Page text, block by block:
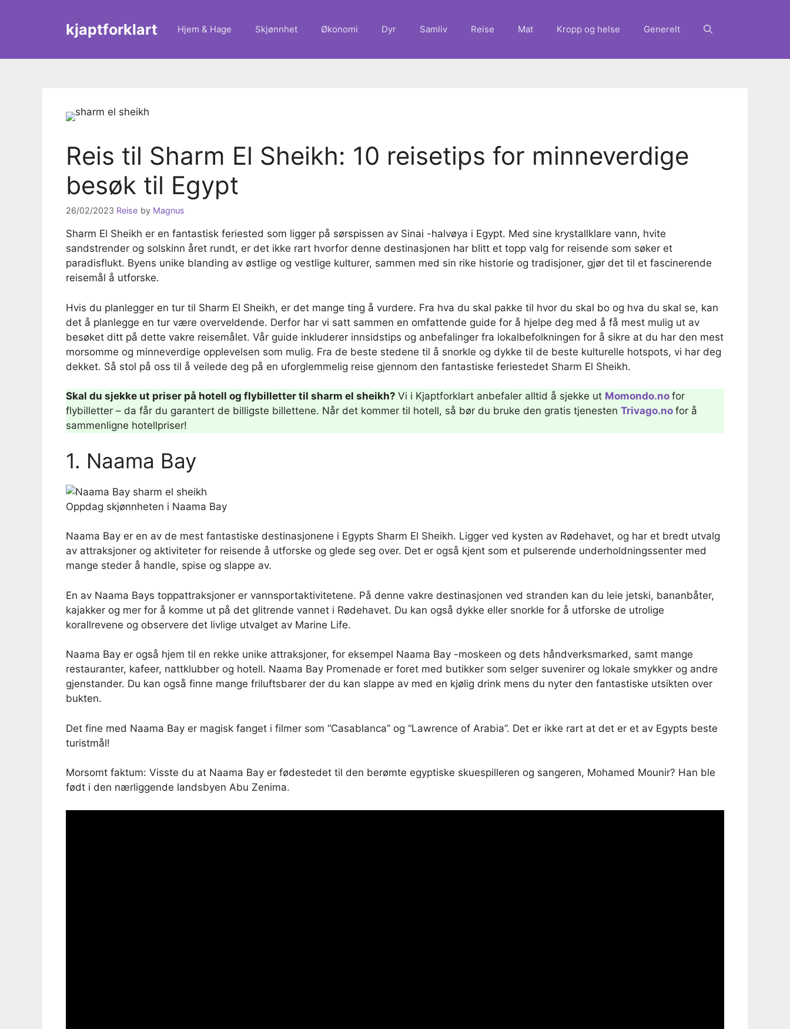
kjaptforklart Hjem & Hage Skjønnhet Økonomi Dyr Samliv Reise Mat Kropp og helse Generelt
Reis til Sharm El Sheikh: 10 reisetips for minneverdige
besøk til Egypt
26/02/2023 Reise by Magnus
Sharm El Sheikh er en fantastisk feriested som ligger på sørspissen av Sinai -halvøya i Egypt. Med sine krystallklare vann, hvite
sandstrender og solskinn året rundt, er det ikke rart hvorfor denne destinasjonen har blitt et topp valg for reisende som søker et
paradisflukt. Byens unike blanding av østlige og vestlige kulturer, sammen med sin rike historie og tradisjoner, gjør det til et fascinerende
reisemål å utforske.
Hvis du planlegger en tur til Sharm El Sheikh, er det mange ting å vurdere. Fra hva du skal pakke til hvor du skal bo og hva du skal se, kan
det å planlegge en tur være overveldende. Derfor har vi satt sammen en omfattende guide for å hjelpe deg med å få mest mulig ut av
besøket ditt på dette vakre reisemålet. Vår guide inkluderer innsidstips og anbefalinger fra lokalbefolkningen for å sikre at du har den mest
morsomme og minneverdige opplevelsen som mulig. Fra de beste stedene til å snorkle og dykke til de beste kulturelle hotspots, vi har deg
dekket. Så stol på oss til å veilede deg på en uforglemmelig reise gjennom den fantastiske feriestedet Sharm El Sheikh.
Skal du sjekke ut priser på hotell og flybilletter til sharm el sheikh? Vi i Kjaptforklart anbefaler alltid å sjekke ut Momondo.no for
flybilletter – da får du garantert de billigste billettene. Når det kommer til hotell, så bør du bruke den gratis tjenesten Trivago.no for å
sammenligne hotellpriser!
1. Naama Bay
Oppdag skjønnheten i Naama Bay
Naama Bay er en av de mest fantastiske destinasjonene i Egypts Sharm El Sheikh. Ligger ved kysten av Rødehavet, og har et bredt utvalg
av attraksjoner og aktiviteter for reisende å utforske og glede seg over. Det er også kjent som et pulserende underholdningssenter med
mange steder å handle, spise og slappe av.
En av Naama Bays toppattraksjoner er vannsportaktivitetene. På denne vakre destinasjonen ved stranden kan du leie jetski, bananbåter,
kajakker og mer for å komme ut på det glitrende vannet i Rødehavet. Du kan også dykke eller snorkle for å utforske de utrolige
korallrevene og observere det livlige utvalget av Marine Life.
Naama Bay er også hjem til en rekke unike attraksjoner, for eksempel Naama Bay -moskeen og dets håndverksmarked, samt mange
restauranter, kafeer, nattklubber og hotell. Naama Bay Promenade er foret med butikker som selger suvenirer og lokale smykker og andre
gjenstander. Du kan også finne mange friluftsbarer der du kan slappe av med en kjølig drink mens du nyter den fantastiske utsikten over
bukten.
Det fine med Naama Bay er magisk fanget i filmer som “Casablanca” og “Lawrence of Arabia”. Det er ikke rart at det er et av Egypts beste
turistmål!
Morsomt faktum: Visste du at Naama Bay er fødestedet til den berømte egyptiske skuespilleren og sangeren, Mohamed Mounir? Han ble
født i den nærliggende landsbyen Abu Zenima.